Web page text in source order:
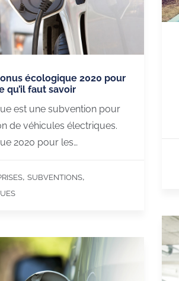
écologique 2020 pour
qu’il faut savoir
est une subvention pour
de véhicules électriques.
2020 pour les…
, SUBVENTIONS,